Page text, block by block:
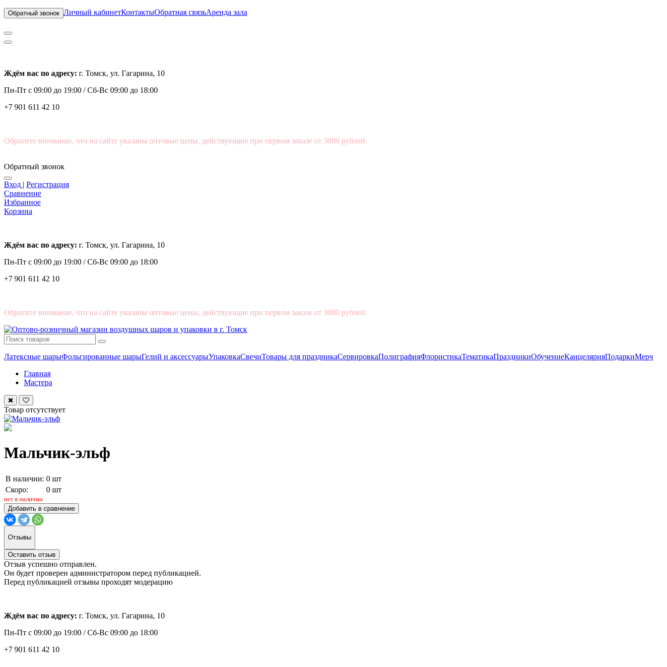
Обратный звонок Личный кабинетКонтактыОбратная связьАренда зала
Ждём вас по адресу: г. Томск, ул. Гагарина, 10
Пн-Пт с 09:00 до 19:00 /Сб-Вс 09:00 до 18:00
+7 901 611 42 10
Обратите внимание, что на сайте указаны оптовые цены, действующие при первом заказе от 3000 рублей.
Обратный звонок
Вход | Регистрация
Сравнение
Избранное
Корзина
Ждём вас по адресу: г. Томск, ул. Гагарина, 10
Пн-Пт с 09:00 до 19:00 /Сб-Вс 09:00 до 18:00
+7 901 611 42 10
Обратите внимание, что на сайте указаны оптовые цены, действующие при первом заказе от 3000 рублей.
Латексные шарыФольгированные шарыГелий и аксессуарыУпаковкаСвечиТовары для праздникаСервировкаПолиграфияФлористикаТематикаПраздникиОбучениеКанцелярияПодаркиМерч
Главная
Мастера
Товар отсутствует
Мальчик-эльф
В наличии: 0 шт
Скоро:
0 шт
нет в наличии
Добавить в сравнение
Отзывы
Оставить отзыв
Отзыв успешно отправлен.
Он будет проверен администратором перед публикацией.
Перед публикацией отзывы проходят модерацию
Ждём вас по адресу: г. Томск, ул. Гагарина, 10
Пн-Пт с 09:00 до 19:00 /Сб-Вс 09:00 до 18:00
+7 901 611 42 10